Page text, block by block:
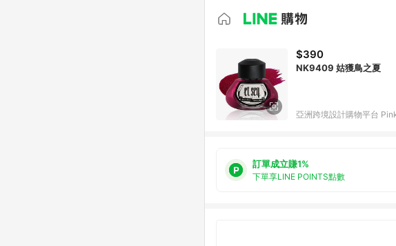
$390
NK9409 姑獲鳥之夏
亞洲跨境設計購物平台
訂單成立賺1%
下單享LINE POINTS點數